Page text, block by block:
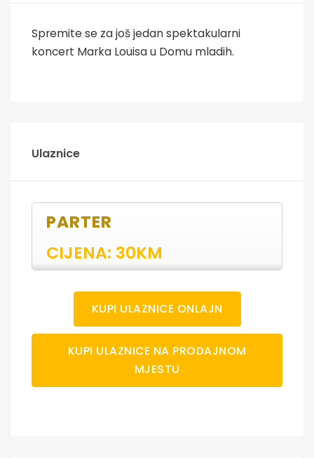
Spremite se za još jedan spektakularni
koncert Marka Louisa u Domu mladih.
Ulaznice
PARTER
CIJENA: 30KM
KUPI ULAZNICE ONLAJN
KUPI ULAZNICE NA PRODAJNOM
MJESTU